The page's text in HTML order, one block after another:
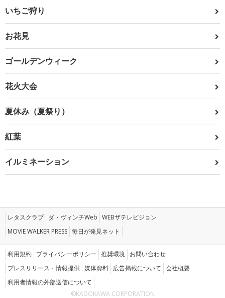
いちご狩り
お花見
ゴールデンウィーク
花火大会
夏休み（夏祭り）
紅葉
イルミネーション
レタスクラブ ダ・ヴィンチWeb WEBザテレビジョン
MOVIE WALKER PRESS 毎日が発見ネット
利用規約 プライバシーポリシー 推奨環境 お問い合わせ
プレスリリース・情報提供 媒体資料 広告掲載について 会社概要
利用者情報の外部送信について
©KADOKAWA CORPORATION